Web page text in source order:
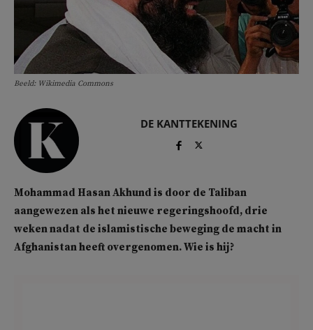
Beeld: Wikimedia Commons
DE KANTTEKENING
Mohammad Hasan Akhund is door de Taliban
aangewezen als het nieuwe regeringshoofd, drie
weken nadat de islamistische beweging de macht in
Afghanistan heeft overgenomen. Wie is hij?